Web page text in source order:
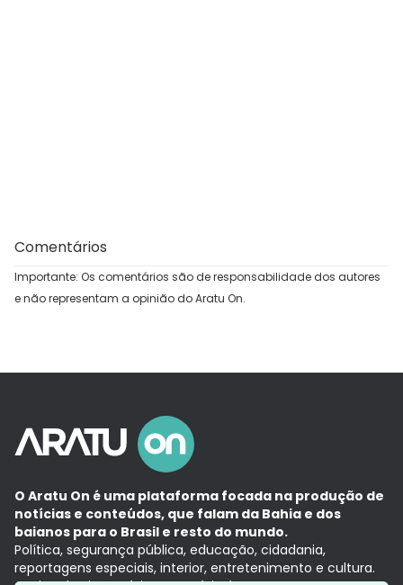
Comentários
Importante: Os comentários são de responsabilidade dos autores
e não representam a opinião do Aratu On.
O Aratu On é uma plataforma focada na produção de
notícias e conteúdos, que falam da Bahia e dos
baianos para o Brasil e resto do mundo.
Política, segurança pública, educação, cidadania,
reportagens especiais, interior, entretenimento e cultura.